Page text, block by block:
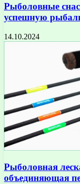
Рыболовные
успешную
14.10.2024
Рыболовная
объединяющая